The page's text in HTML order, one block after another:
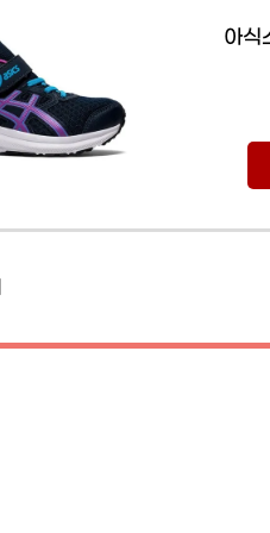
아식